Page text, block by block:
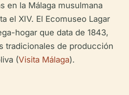
en la Málaga musulmana
el XIV. El Ecomuseo Lagar
hogar que data de 1843,
tradicionales de producción
(Visita Málaga).